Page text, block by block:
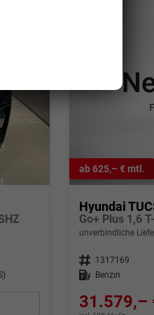
ab 625,– € mtl.
Hyundai
Go+ Plus 1,6
unverbindliche
Fahrzeugnr. 1317169
Kraftstoff
Benzin
31.579,–